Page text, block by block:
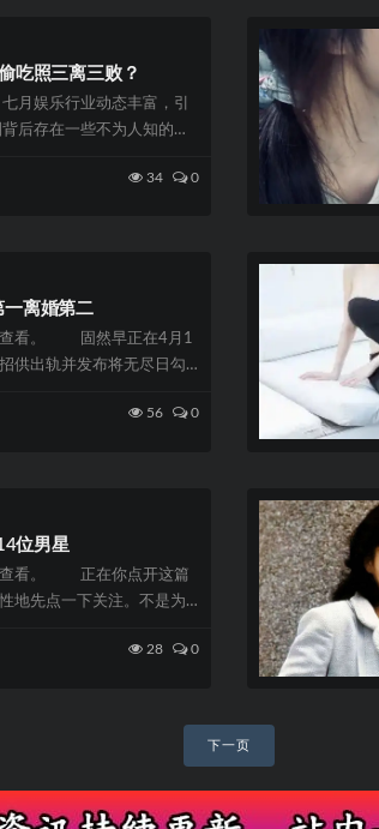
吃照三离三败？
娱乐行业动态丰富，引
存在一些不为人知的现
34 0
一离婚第二
查看。 固然早正在4月1
供出轨并发布将无尽日勾
56 0
位男星
查看。 正在你点开这篇
地先点一下关注。不是为
28 0
下一页